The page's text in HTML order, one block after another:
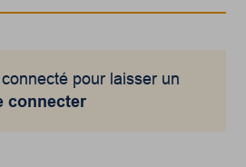
pour laisser un
connecter